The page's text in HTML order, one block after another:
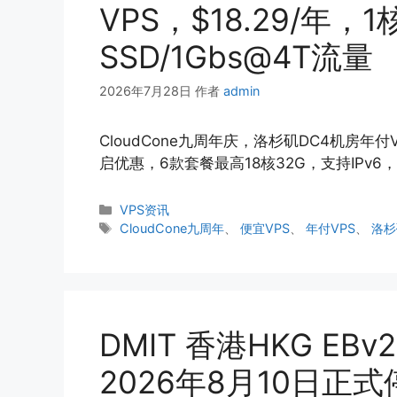
VPS，$18.29/年，1
SSD/1Gbs@4T流量
2026年7月28日 作者 admin
CloudCone九周年庆，洛杉矶DC4机房年
启优惠，6款套餐最高18核32G，支持IPv6
分
类
VPS资讯
标
CloudCone九周年 、便宜VPS 、年付VPS 、洛
DMIT 香港HKG
2026年8月10日正式